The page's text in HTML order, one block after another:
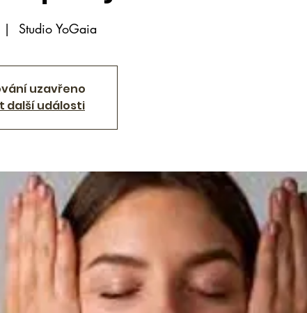
|
Studio YoGaia
uzavřeno
další události